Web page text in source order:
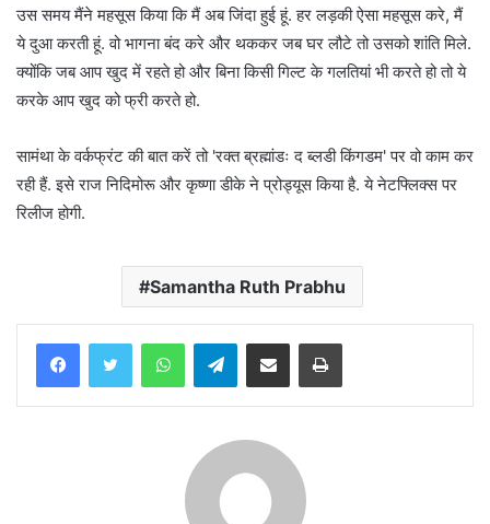
उस समय मैंने महसूस किया कि मैं अब जिंदा हुई हूं. हर लड़की ऐसा महसूस करे, मैं
ये दुआ करती हूं. वो भागना बंद करे और थककर जब घर लौटे तो उसको शांति मिले.
क्योंकि जब आप खुद में रहते हो और बिना किसी गिल्ट के गलतियां भी करते हो तो ये
करके आप खुद को फ्री करते हो.
सामंथा के वर्कफ्रंट की बात करें तो 'रक्त ब्रह्मांडः द ब्लडी किंगडम' पर वो काम कर
रही हैं. इसे राज निदिमोरू और कृष्णा डीके ने प्रोड्यूस किया है. ये नेटफ्लिक्स पर
रिलीज होगी.
Samantha Ruth Prabhu
WhatsAppTelegramShare via Email Print